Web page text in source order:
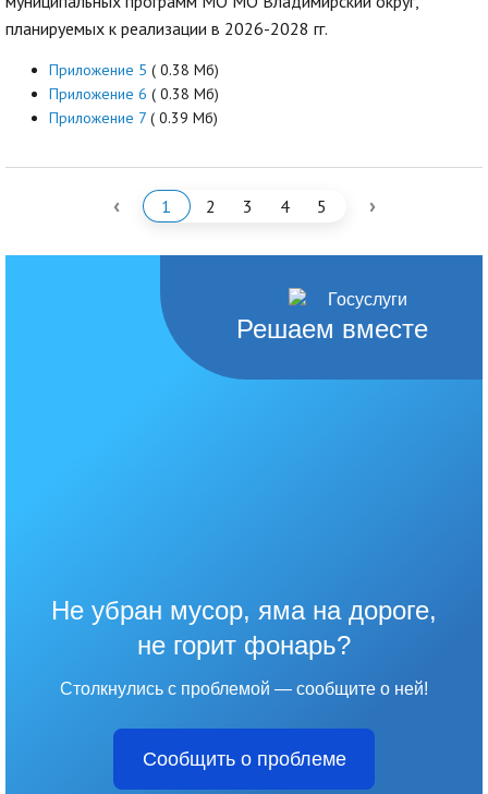
планируемых к реализации в 2026-2028 гг.
Приложение 5 ( 0.38 Мб)
Приложение 6 ( 0.38 Мб)
Приложение 7 ( 0.39 Мб)
‹ 1 2 3 4 5 ›
Решаем вместе
Не убран мусор, яма на дороге,
не горит фонарь?
Столкнулись с проблемой — сообщите о ней!
Сообщить о проблеме